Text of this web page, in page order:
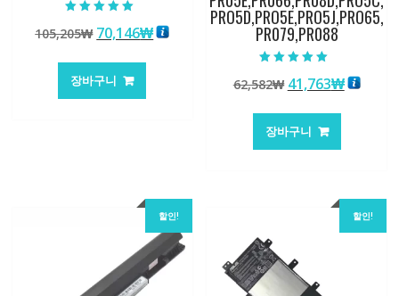
5.00
로 평가됨
105,205₩ 원
가
격:
70,146₩현
장바구니
PRO5D,PRO5E,PRO5J,PRO65,
PR079,PR088
5.00
로 평가됨
62,582₩ 원
가
격:
41,763₩현
장바구니
할인! 할인!